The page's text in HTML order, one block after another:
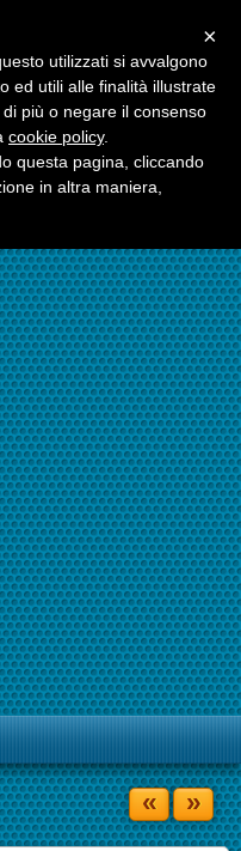
« »
×
utilizzati si avvalgono
ed utili alle finalità illustrate
più o negare il consenso
cookie policy.
questa pagina, cliccando
in altra maniera,